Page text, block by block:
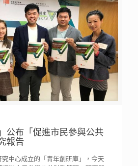
公布「促進市民參與公共
報告
中心成立的「青年創研庫」，今天